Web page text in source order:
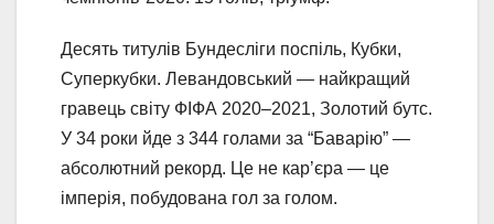
Десять титулів Бундесліги поспіль, Кубки,
Суперкубки. Левандовський — найкращий
гравець світу ФІФА 2020–2021, Золотий бутс.
У 34 роки йде з 344 голами за “Баварію” —
абсолютний рекорд. Це не кар’єра — це
імперія, побудована гол за голом.